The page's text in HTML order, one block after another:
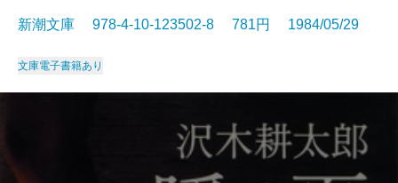
新潮文庫 978-4-10-123502-8 781円 1984/05/29
文庫電子書籍あり